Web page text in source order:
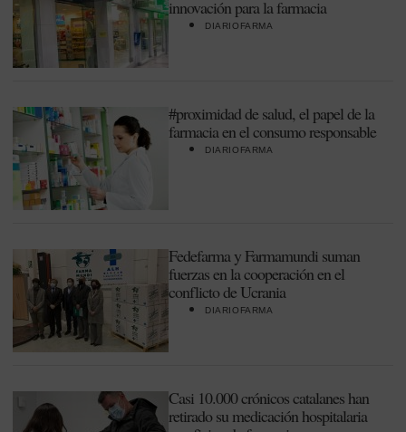
innovación para la farmacia
DIARIOFARMA
#proximidad de salud, el papel de la
farmacia en el consumo responsable
DIARIOFARMA
Fedefarma y Farmamundi suman
fuerzas en la cooperación en el
conflicto de Ucrania
DIARIOFARMA
Casi 10.000 crónicos catalanes han
retirado su medicación hospitalaria